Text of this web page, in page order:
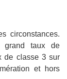
circonstances.
taux de
de classe 3 sur
et hors